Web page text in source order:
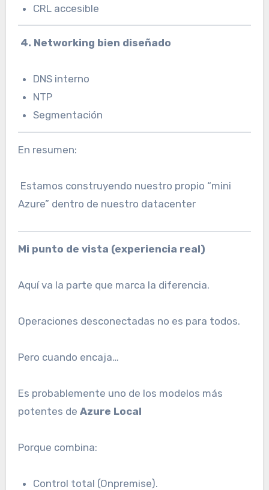
CRL accesible
4. Networking bien diseñado
DNS interno
NTP
Segmentación
En resumen:
Estamos construyendo nuestro propio “mini
Azure” dentro de nuestro datacenter
Mi punto de vista (experiencia real)
Aquí va la parte que marca la diferencia.
Operaciones desconectadas no es para todos.
Pero cuando encaja…
Es probablemente uno de los modelos más
potentes de Azure Local
Porque combina:
Control total (Onpremise).